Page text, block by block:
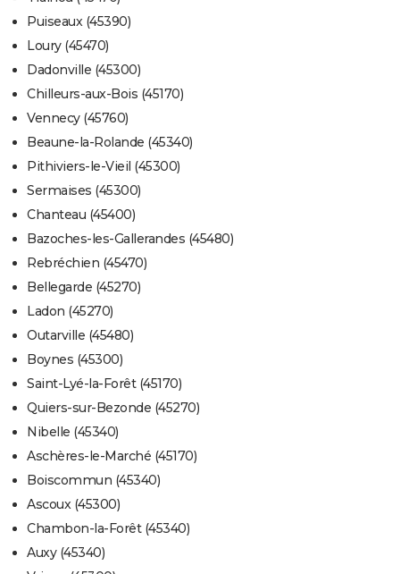
Puiseaux (45390)
Loury (45470)
Dadonville (45300)
Chilleurs-aux-Bois (45170)
Vennecy (45760)
Beaune-la-Rolande (45340)
Pithiviers-le-Vieil (45300)
Sermaises (45300)
Chanteau (45400)
Bazoches-les-Gallerandes (45480)
Rebréchien (45470)
Bellegarde (45270)
Ladon (45270)
Outarville (45480)
Boynes (45300)
Saint-Lyé-la-Forêt (45170)
Quiers-sur-Bezonde (45270)
Nibelle (45340)
Aschères-le-Marché (45170)
Boiscommun (45340)
Ascoux (45300)
Chambon-la-Forêt (45340)
Auxy (45340)